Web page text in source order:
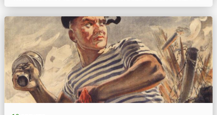
употреблении, подержанный, практически новый или даже
новый, в котором отсутствует необходимость. Хозяин
комиссионного магазина проверяет состояние товара
перед тем, как принять его у в...